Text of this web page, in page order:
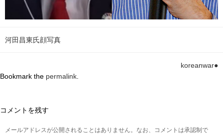
河田昌東氏顔写真
koreanwar●
Bookmark the permalink
コメントを残す
メールアドレスが公開されることはありません。なお、コメントは承認制で